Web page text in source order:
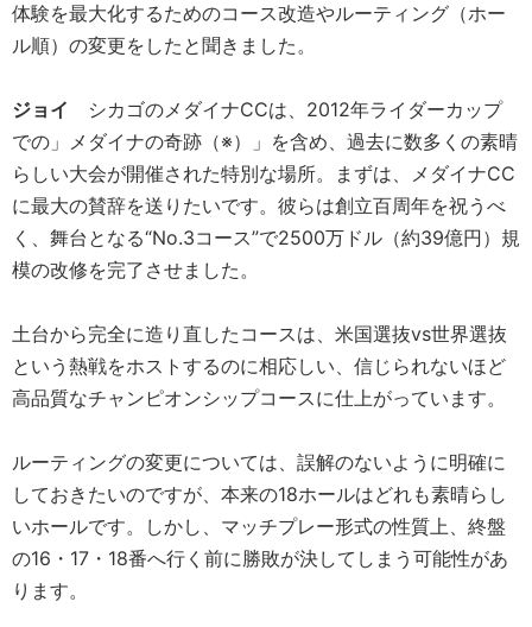
体験を最大化するためのコース改造やルーティング（ホー
ル順）の変更をしたと聞きました。
ジョイ シカゴのメダイナCCは、2012年ライダーカップ
での」メダイナの奇跡（※）」を含め、過去に数多くの素晴
らしい大会が開催された特別な場所。まずは、メダイナCC
に最大の賛辞を送りたいです。彼らは創立百周年を祝うべ
く、舞台となる“No.3コース”で2500万ドル（約39億円）規
模の改修を完了させました。
土台から完全に造り直したコースは、米国選抜vs世界選抜
という熱戦をホストするのに相応しい、信じられないほど
高品質なチャンピオンシップコースに仕上がっています。
ルーティングの変更については、誤解のないように明確に
しておきたいのですが、本来の18ホールはどれも素晴らし
いホールです。しかし、マッチプレー形式の性質上、終盤
の16・17・18番へ行く前に勝敗が決してしまう可能性があ
ります。